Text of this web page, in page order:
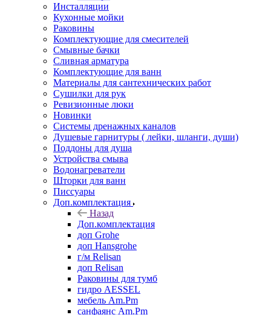
Инсталляции
Кухонные мойки
Раковины
Комплектующие для смесителей
Смывные бачки
Сливная арматура
Комплектующие для ванн
Материалы для сантехнических работ
Сушилки для рук
Ревизионные люки
Новинки
Системы дренажных каналов
Душевые гарнитуры ( лейки, шланги, души)
Поддоны для душа
Устройства смыва
Водонагреватели
Шторки для ванн
Писсуары
Доп.комплектация
Назад
Доп.комплектация
доп Grohe
доп Hansgrohe
г/м Relisan
доп Relisan
Раковины для тумб
гидро AESSEL
мебель Am.Pm
санфаянс Am.Pm